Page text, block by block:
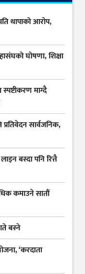
थापाको आरोप,
घोषणा, शिक्षा
स्पष्टीकरण माग्दै
प्रतिवेदन सार्वजनिक,
बस्दा पनि रित्तै
कमाउने सातौं
बस्ने
‘करदाता